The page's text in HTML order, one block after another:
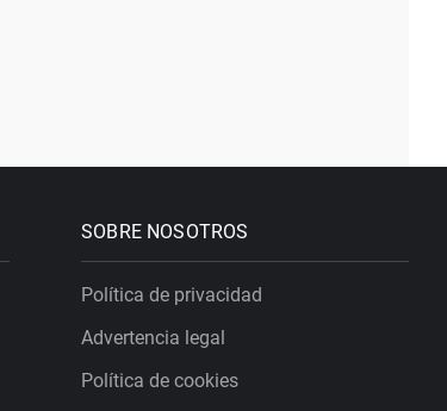
SOBRE NOSOTROS
Política de privacidad
Advertencia legal
Política de cookies